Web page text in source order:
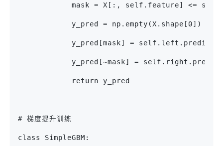
mask = X[:, self.feature] <=
            y_pred = np.empty(X.shape[0])
y_pred[mask] =
y_pred[~mask] =
            return y_pred
# 梯度提升训练
class SimpleGBM: